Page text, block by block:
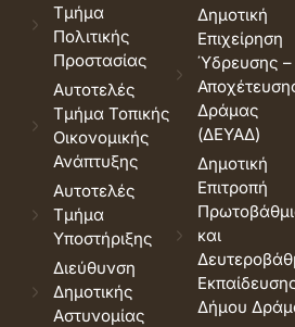
Τμήμα
Πολιτικής
Προστασίας
Αυτοτελές
Τμήμα Τοπικής
Οικονομικής
Ανάπτυξης
Αυτοτελές
Τμήμα
Υποστήριξης
Διεύθυνση
Δημοτικής
Αστυνομίας
Δημοτική
Επιχείρηση
Ύδρευσης –
Δράμας
(ΔΕΥΑΔ)
Δημοτική
Επιτροπή
και
Δήμου